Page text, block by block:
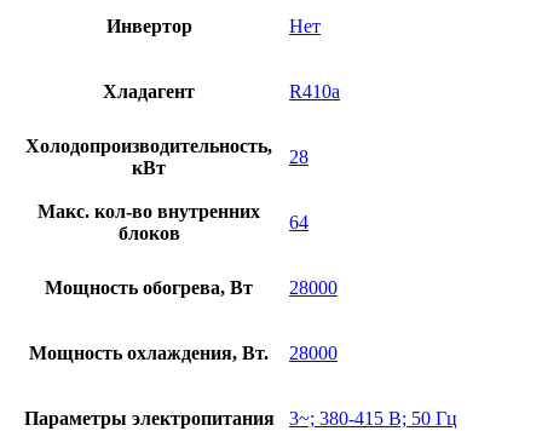
Инвертор Нет
Хладагент R410a
Холодопроизводительность,
кВт
28
Макс. кол-во внутренних
блоков
64
Мощность обогрева, Вт 28000
Мощность охлаждения, Вт. 28000
Параметры электропитания 3~; 380-415 В; 50 Гц